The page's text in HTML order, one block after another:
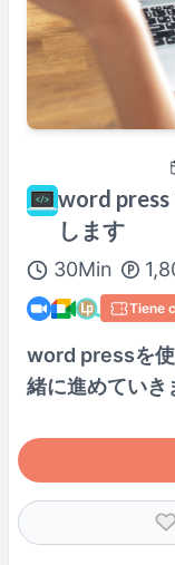
word press
します
30Min
Tiene
word pressを
緒に進めていき
100%